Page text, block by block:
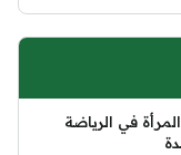
2026 تبحث دور المرأة في الرياضة